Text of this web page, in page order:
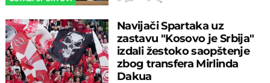
Navijači Spartaka uz
zastavu "Kosovo je Srbija"
izdali žestoko saopštenje
zbog transfera Mirlinda
Dakua